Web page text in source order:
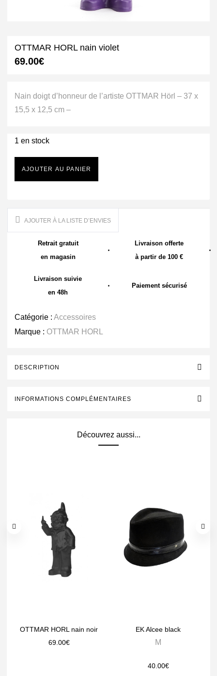
OTTMAR HORL nain violet
69.00€
Nain doigt d’honneur de l’artiste OTTMAR Hörl – 37 x
15,5 x 12,5 cm –
1 en stock
AJOUTER AU PANIER
AJOUTER À LA LISTE D’ENVIES
Retrait gratuit
en magasin
Livraison offerte
à partir de 100 €
Livraison suivie
en 48h
Paiement sécurisé
Catégorie : Accessoires
Marque : OTTMAR HORL
DESCRIPTION
INFORMATIONS COMPLÉMENTAIRES
Découvrez aussi...
OTTMAR HORL nain noir
69.00€
EK Alcee black
M
40.00€